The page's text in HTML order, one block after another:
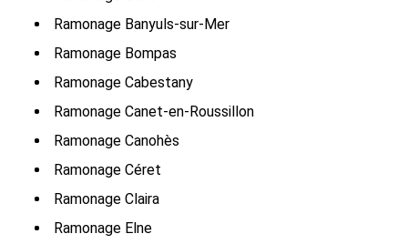
Ramonage Banyuls-sur-Mer
Ramonage Bompas
Ramonage Cabestany
Ramonage Canet-en-Roussillon
Ramonage Canohès
Ramonage Céret
Ramonage Claira
Ramonage Elne